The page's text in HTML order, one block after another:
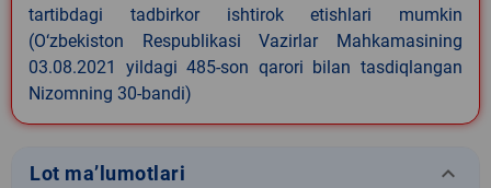
tartibdagi tadbirkor ishtirok etishlari mumkin
(O‘zbekiston Respublikasi Vazirlar Mahkamasining
03.08.2021 yildagi 485-son qarori bilan tasdiqlangan
Nizomning 30-bandi)
Lot ma’lumotlari keyboard_arrow_down